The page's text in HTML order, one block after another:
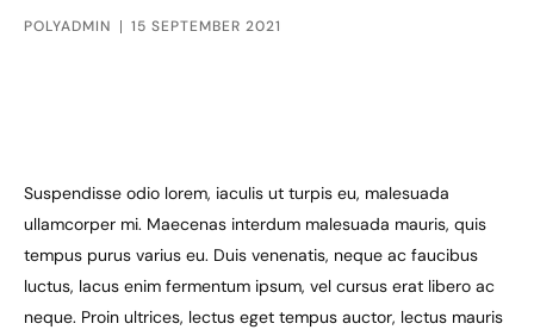
POLYADMIN 15 SEPTEMBER 2021
Suspendisse odio lorem, iaculis ut turpis eu, malesuada
ullamcorper mi. Maecenas interdum malesuada mauris, quis
tempus purus varius eu. Duis venenatis, neque ac faucibus
luctus, lacus enim fermentum ipsum, vel cursus erat libero ac
neque. Proin ultrices, lectus eget tempus auctor, lectus mauris